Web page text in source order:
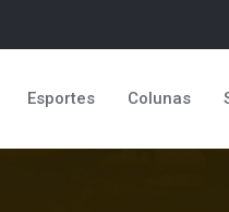
Esportes Colunas